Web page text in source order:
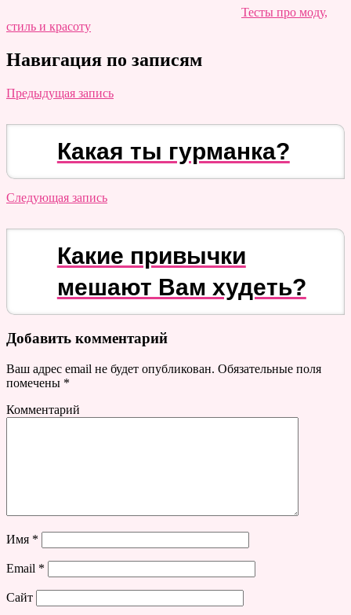
Тесты про моду,
стиль и красоту
Навигация по записям
Предыдущая запись
Какая ты гурманка?
Следующая запись
Какие привычки
мешают Вам худеть?
Добавить комментарий
Ваш адрес email не будет опубликован. Обязательные поля
помечены *
Комментарий
Имя *
Email *
Сайт